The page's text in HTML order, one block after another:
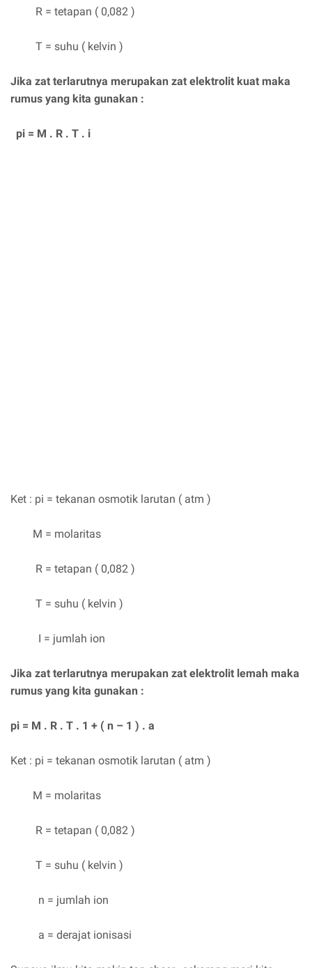
R = tetapan ( 0,082 )
T = suhu ( kelvin )
Jika zat terlarutnya merupakan zat elektrolit kuat maka
rumus yang kita gunakan :
pi = M . R . T . i
Ket : pi = tekanan osmotik larutan ( atm )
M = molaritas
R = tetapan ( 0,082 )
T = suhu ( kelvin )
I = jumlah ion
Jika zat terlarutnya merupakan zat elektrolit lemah maka
rumus yang kita gunakan :
pi = M . R . T . 1 + ( n – 1 ) . a
Ket : pi = tekanan osmotik larutan ( atm )
M = molaritas
R = tetapan ( 0,082 )
T = suhu ( kelvin )
n = jumlah ion
a = derajat ionisasi